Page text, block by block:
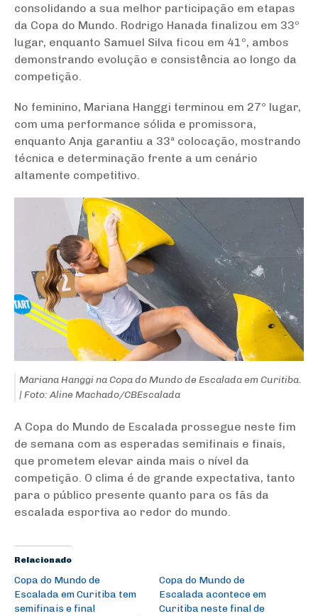
consolidando a sua melhor participação em etapas
da Copa do Mundo. Rodrigo Hanada finalizou em 33º
lugar, enquanto Samuel Silva ficou em 41º, ambos
demonstrando evolução e consistência ao longo da
competição.
No feminino, Mariana Hanggi terminou em 27º lugar,
com uma performance sólida e promissora,
enquanto Anja garantiu a 33ª colocação, mostrando
técnica e determinação frente a um cenário
altamente competitivo.
Mariana Hanggi na Copa do Mundo de Escalada em Curitiba.
| Foto: Aline Machado/CBEscalada
A Copa do Mundo de Escalada prossegue neste fim
de semana com as esperadas semifinais e finais,
que prometem elevar ainda mais o nível da
competição. O clima é de grande expectativa, tanto
para o público presente quanto para os fãs da
escalada esportiva ao redor do mundo.
Relacionado
Copa do Mundo de
Escalada em Curitiba tem
semifinais e final
Copa do Mundo de
Escalada acontece em
Curitiba neste final de